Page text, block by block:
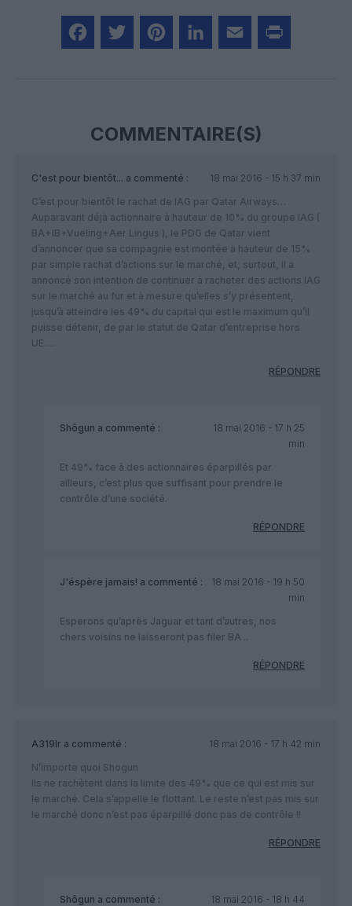
COMMENTAIRE(S)
C'est pour bientôt... a commenté :
18 mai 2016 - 15 h 37 min
C’est pour bientôt le rachat de IAG par Qatar Airways…
Auparavant déjà actionnaire à hauteur de 10% du groupe IAG (
BA+IB+Vueling+Aer Lingus ), le PDG de Qatar vient
d’annoncer que sa compagnie est montée à hauteur de 15%
par simple rachat d’actions sur le marché, et, surtout, il a
annoncé son intention de continuer à racheter des actions IAG
sur le marché au fur et à mesure qu’elles s’y présentent,
jusqu’à atteindre les 49% du capital qui est le maximum qu’il
puisse détenir, de par le statut de Qatar d’entreprise hors
UE….
RÉPONDRE
Shôgun a commenté :
18 mai 2016 - 17 h 25
min
Et 49% face à des actionnaires éparpillés par
ailleurs, c’est plus que suffisant pour prendre le
contrôle d’une société.
RÉPONDRE
J'éspère jamais! a commenté :
18 mai 2016 - 19 h 50
min
Esperons qu’après Jaguar et tant d’autres, nos
chers voisins ne laisseront pas filer BA ..
RÉPONDRE
A319lr a commenté :
18 mai 2016 - 17 h 42 min
N’importe quoi Shogun
Ils ne rachètent dans la limite des 49% que ce qui est mis sur
le marché. Cela s’appelle le flottant. Le reste n’est pas mis sur
le marché donc n’est pas éparpillé donc pas de contrôle !!
RÉPONDRE
Shôgun a commenté :
18 mai 2016 - 18 h 44